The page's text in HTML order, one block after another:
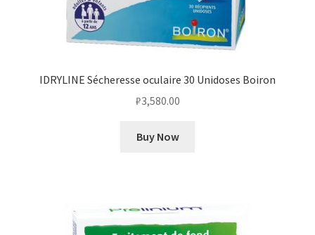
IDRYLINE Sécheresse oculaire 30 Unidoses Boiron
₽3,580.00
Buy Now